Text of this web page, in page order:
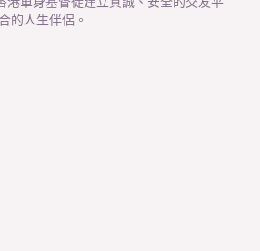
的人生伴侶。